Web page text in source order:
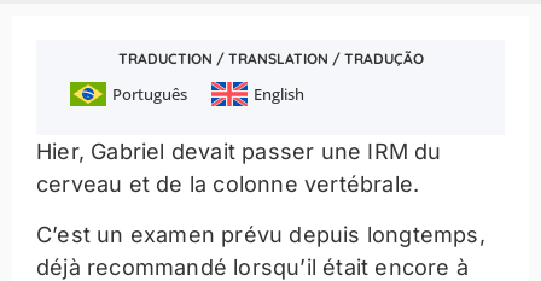
TRADUCTION / TRANSLATION / TRADUÇÃO
Português English
Hier, Gabriel devait passer une IRM du
cerveau et de la colonne vertébrale.
C’est un examen prévu depuis longtemps,
déjà recommandé lorsqu’il était encore à